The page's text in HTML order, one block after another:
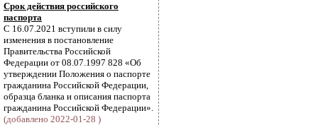
Срок действия российского
паспорта
С 16.07.2021 вступили в силу
изменения в постановление
Правительства Российской
Федерации от 08.07.1997 828 «Об
утверждении Положения о паспорте
гражданина Российской Федерации,
образца бланка и описания паспорта
гражданина Российской Федерации».
(добавлено 2022-01-28 )